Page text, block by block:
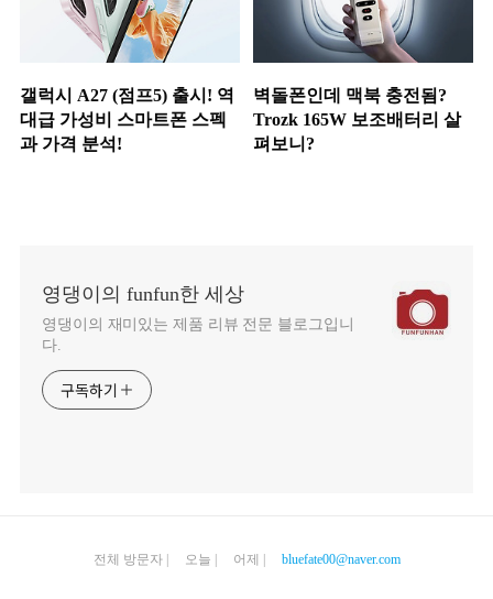
갤럭시 A27 (점프5) 출시! 역
대급 가성비 스마트폰 스펙
과 가격 분석!
벽돌폰인데 맥북 충전됨?
Trozk 165W 보조배터리 살
펴보니?
영댕이의 funfun한 세상
영댕이의 재미있는 제품 리뷰 전문 블로그입니
다.
구독하기
전체 방문자 | 오늘 | 어제 | bluefate00@naver.com